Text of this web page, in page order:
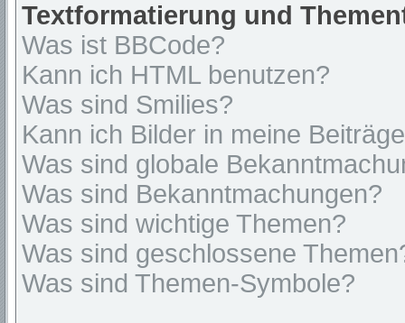
Textformatierung und
Was ist BBCode?
Kann ich HTML benutzen?
Was sind Smilies?
Kann ich Bilder in meine
Was sind globale
Was sind Bekanntmachungen?
Was sind wichtige Themen?
Was sind geschlossene
Was sind Themen-Symbole?